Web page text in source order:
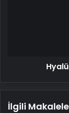
İlgili